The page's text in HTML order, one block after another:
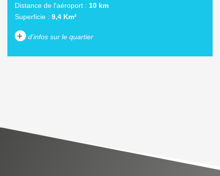
Distance de l'aéroport : 10 km
Superficie : 9,4 Km²
+ d'infos sur le quartier
TAUX DE PROPRIÉTAIRES
PART DES MÉNAGES SANS